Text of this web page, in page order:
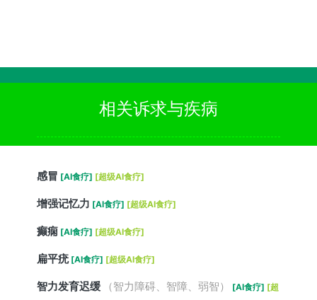
相关诉求与疾病
感冒 [AI食疗] [超级AI食疗]
增强记忆力 [AI食疗] [超级AI食疗]
癫痫 [AI食疗] [超级AI食疗]
扁平疣 [AI食疗] [超级AI食疗]
智力发育迟缓 （智力障碍、智障、弱智） [AI食疗] [超